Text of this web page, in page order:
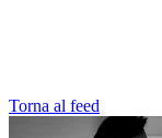
Torna al feed